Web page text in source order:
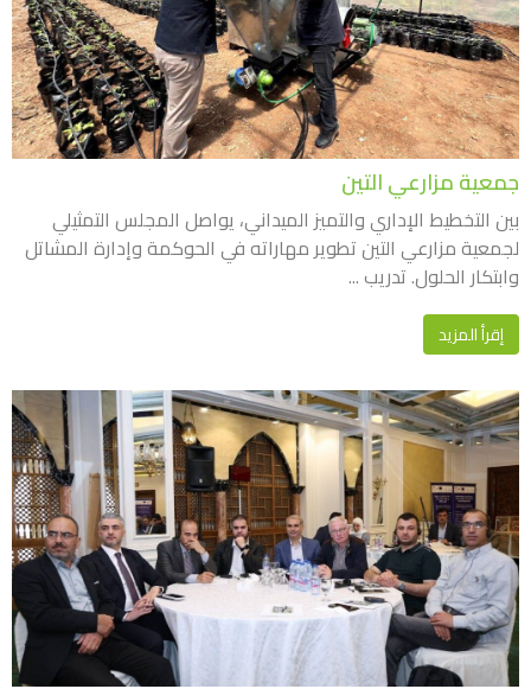
جمعية مزارعي التين
بين التخطيط الإداري والتميز الميداني، يواصل المجلس التمثيلي
لجمعية مزارعي التين تطوير مهاراته في الحوكمة وإدارة المشاتل
وابتكار الحلول. تدريب ...
إقرأ المزيد